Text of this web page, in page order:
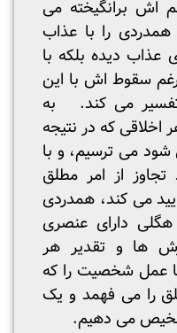
اش برانگیخته می
را با عذاب
عذاب دیده بلکه با
سقوط اش با این
می کند. به
اخلاقی که در نتیجه
می ترسیم، و با
تجاوز از امر مطلق
می کند، همدردی
هگلی دارای عنصری
ها و تقدیر هر
عمل شخصیت را که
را می فهمد و یک
می دهیم.